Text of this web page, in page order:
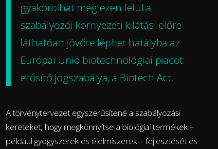
gyakorolhat még ezen felül a
szabályozói környezeti kilátás: előre
láthatóan jövőre léphet hatályba az
Európai Unió biotechnológiai piacot
erősítő jogszabálya, a Biotech Act.
A törvénytervezet egyszerűsítené a szabályozási
kereteket, hogy megkönnyítse a biológiai termékek –
például gyógyszerek és élelmiszerek – fejlesztését és